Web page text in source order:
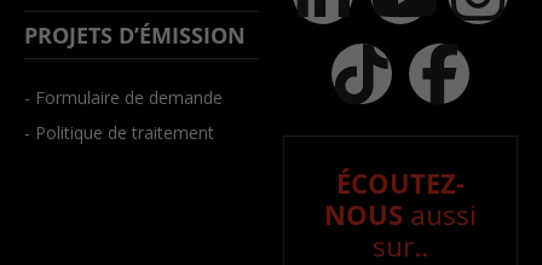
PROJETS D’ÉMISSION
- Formulaire de demande
- Politique de traitement
ÉCOUTEZ-
NOUS aussi
sur..